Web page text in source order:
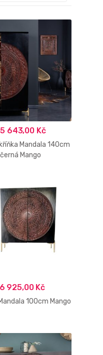
643,00 Kč
Mandala 140cm
černá Mango
925,00 Kč
100cm Mango